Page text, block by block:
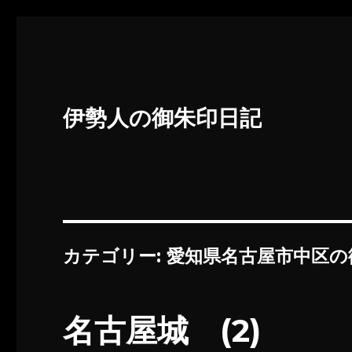
伊勢人の御朱印日記
カテゴリー:愛知県名古屋市中区
名古屋城 (2)